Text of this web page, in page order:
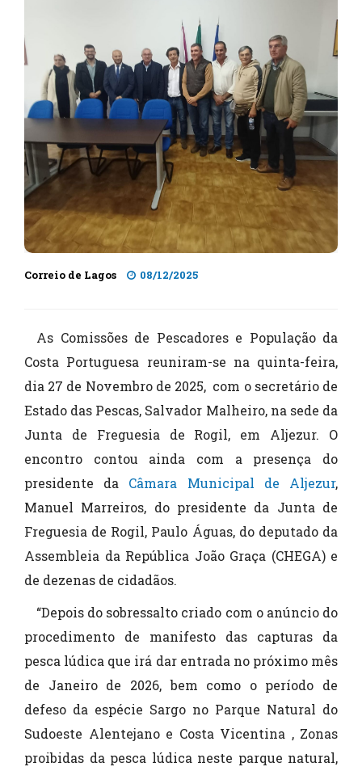
Correio de Lagos 08/12/2025
As Comissões de Pescadores e População da
Costa Portuguesa reuniram-se na quinta-feira,
dia 27 de Novembro de 2025, com o secretário de
Estado das Pescas, Salvador Malheiro, na sede da
Junta de Freguesia de Rogil, em Aljezur. O
encontro contou ainda com a presença do
presidente da Câmara Municipal de Aljezur,
Manuel Marreiros, do presidente da Junta de
Freguesia de Rogil, Paulo Águas, do deputado da
Assembleia da República João Graça (CHEGA) e
de dezenas de cidadãos.
“Depois do sobressalto criado com o anúncio do
procedimento de manifesto das capturas da
pesca lúdica que irá dar entrada no próximo mês
de Janeiro de 2026, bem como o período de
defeso da espécie Sargo no Parque Natural do
Sudoeste Alentejano e Costa Vicentina , Zonas
proibidas da pesca lúdica neste parque natural,